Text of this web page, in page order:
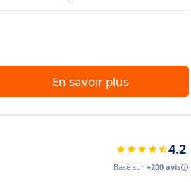
En savoir plus
4.2
Basé sur +200 avis